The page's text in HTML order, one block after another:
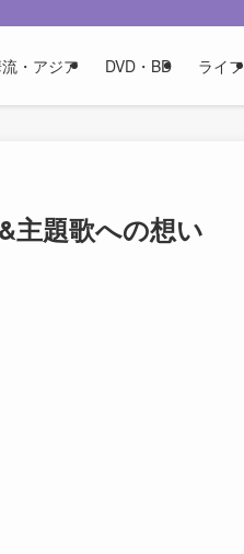
・アジア DVD・BD ライフ
主題歌への想い